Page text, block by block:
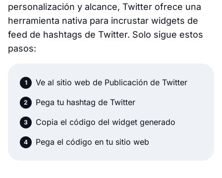
personalización y alcance, Twitter ofrece una
herramienta nativa para incrustar widgets de
feed de hashtags de Twitter. Solo sigue estos
pasos:
Ve al sitio web de Publicación de Twitter
Pega tu hashtag de Twitter
Copia el código del widget generado
Pega el código en tu sitio web